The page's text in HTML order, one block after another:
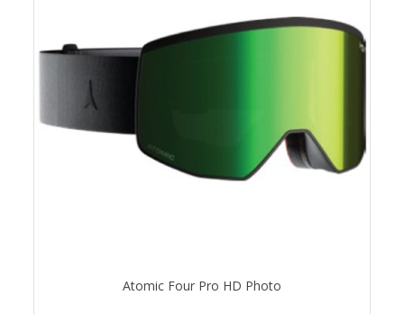
Atomic Four Pro HD Photo